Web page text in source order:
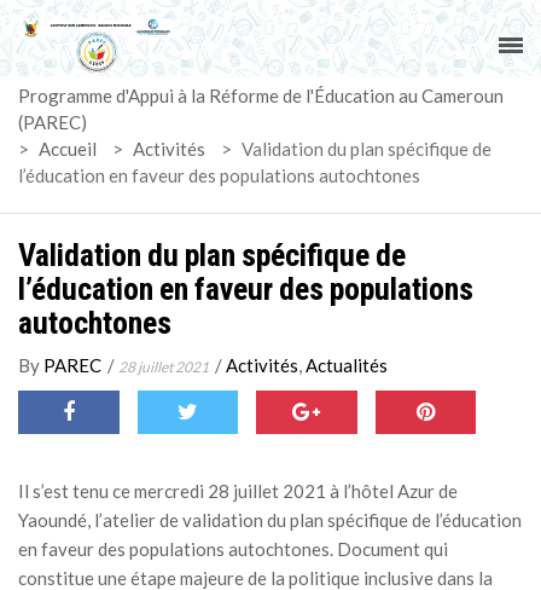
ACCUEIL
PAREC
ACTUALITÉS
ACTIVITÉS
DOCUMENTS
MARCHÉS
SUIVI-EVALUATION
MÉDIA
Programme d'Appui à la Réforme de l'Éducation au Cameroun
(PAREC)
> Accueil > Activités > Validation du plan spécifique de
l’éducation en faveur des populations autochtones
Validation du plan spécifique de
l’éducation en faveur des populations
autochtones
By PAREC / 28 juillet 2021 /Activités,Actualités
Il s’est tenu ce mercredi 28 juillet 2021 à l’hôtel Azur de
Yaoundé, l’atelier de validation du plan spécifique de l’éducation
en faveur des populations autochtones. Document qui
constitue une étape majeure de la politique inclusive dans la